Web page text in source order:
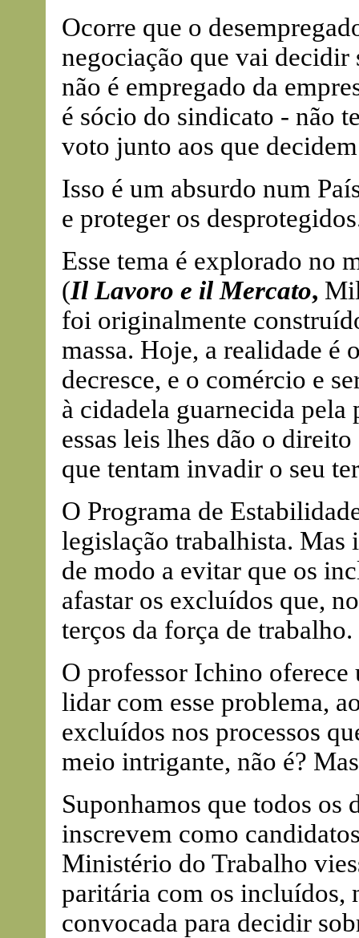
Ocorre que o
negociação que vai
não é empregado da
é sócio do sindicato - não
voto junto aos que
Isso é um absurdo num
e proteger os
Esse tema é explorado no
(Il Lavoro e il Mercato,
foi originalmente
massa. Hoje, a realidade é
decresce, e o comércio e
à cidadela guarnecida
essas leis lhes dão o
que tentam invadir o seu
O Programa de
legislação trabalhista. Mas
de modo a evitar que os
afastar os excluídos que,
terços da força de trabalho.
O professor Ichino oferece
lidar com esse problema,
excluídos nos processos
meio intrigante, não é?
Suponhamos que todos os
inscrevem como
Ministério do Trabalho
paritária com os incluídos,
convocada para decidir